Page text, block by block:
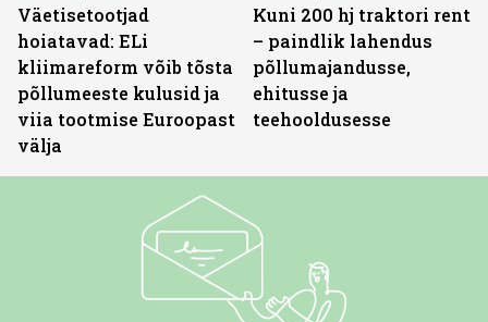
Väetisetootjad
hoiatavad: ELi
kliimareform võib tõsta
põllumeeste kulusid ja
viia tootmise Euroopast
välja
Kuni 200 hj traktori rent
– paindlik lahendus
põllumajandusse,
ehitusse ja
teehooldusesse